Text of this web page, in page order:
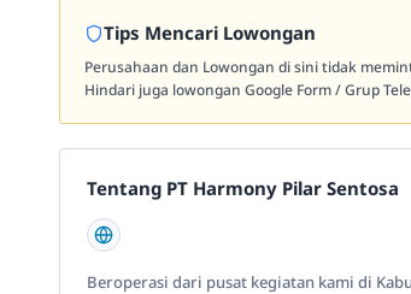
Tips Mencari Lowongan
Perusahaan dan Lowongan di sini tidak
Hindari juga lowongan Google Form / Grup
Tentang PT Harmony Pilar Sentosa
Beroperasi dari pusat kegiatan kami di